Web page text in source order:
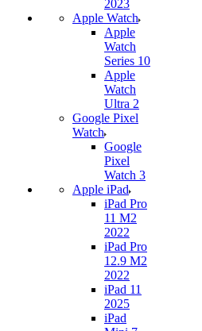
2023
Apple Watch
Apple
Watch
Series 10
Apple
Watch
Ultra 2
Google Pixel
Watch
Google
Pixel
Watch 3
Apple iPad
iPad Pro
11 M2
2022
iPad Pro
12.9 M2
2022
iPad 11
2025
iPad